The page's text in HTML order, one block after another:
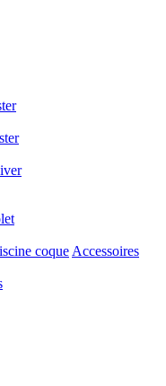
coque Accessoires